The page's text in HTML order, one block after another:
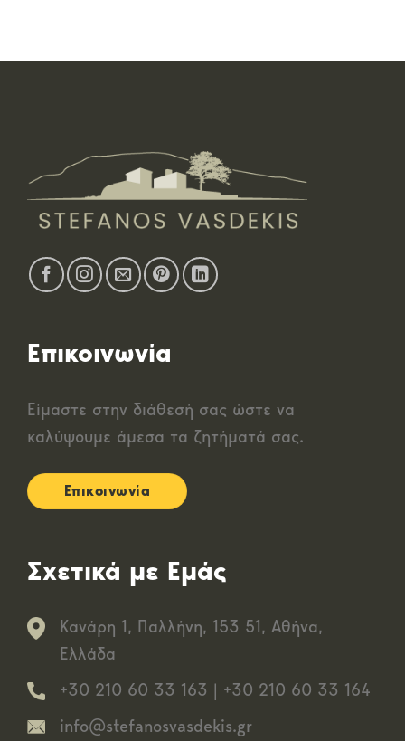
Επικοινωνία
Είμαστε στην διάθεσή σας ώστε να
καλύψουμε άμεσα τα ζητήματά σας.
Επικοινωνία
Σχετικά με Εμάς
Κανάρη 1, Παλλήνη, 153 51, Αθήνα,
Ελλάδα
+30 210 60 33 163 | +30 210 60 33 164
info@stefanosvasdekis.gr